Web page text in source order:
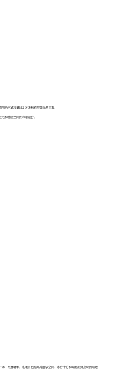
的交通流量以及波浪和石层等自然元素。
和社区空间的和谐融合。
，尽显奢华。该项目包括高端会议空间、水疗中心和知名厨师烹制的精致